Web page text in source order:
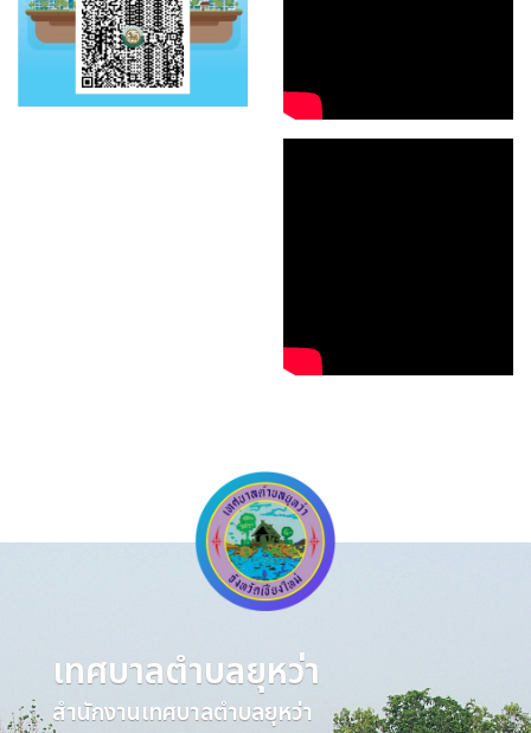
เทศบาลตำบลยุหว่า
สำนักงานเทศบาลตำบลยุหว่า